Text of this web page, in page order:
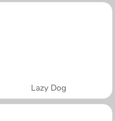
Lazy Dog